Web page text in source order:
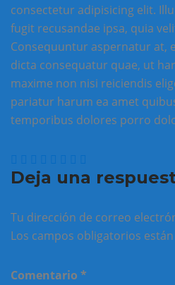
consectetur adipisicing elit.
fugit recusandae ipsa, quia
Consequuntur aspernatur at,
dicta consequatur quae, ut
maxime non nisi reiciendis
pariatur harum ea amet
temporibus dolores porro
Deja una
Tu dirección de correo
Los campos obligatorios
Comentario *